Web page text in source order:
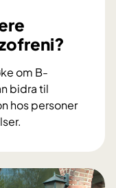
om B-
bidra til
hos personer